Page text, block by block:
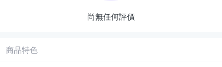
尚無任何評價
商品特色